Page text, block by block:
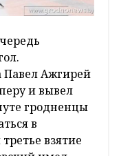
Павел Ажгирей
и вывел
гродненцы
в
взятие